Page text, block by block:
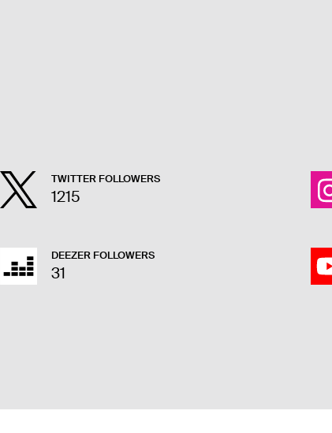
TWITTER FOLLOWERS
1215
DEEZER FOLLOWERS
31